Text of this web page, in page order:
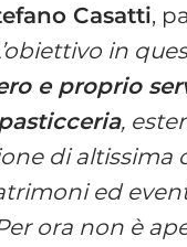
Casatti,
in
e proprio
,
di altissima
ed
ora non è